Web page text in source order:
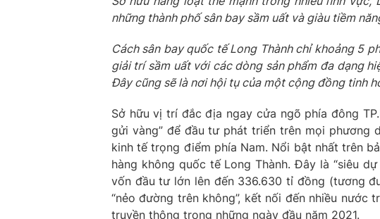
những thành phố sân bay sầm uất và giàu tiềm
Cách sân bay quốc tế Long Thành chỉ khoảng 5
giải trí sầm uất với các dòng sản phẩm đa dạng
Đây cũng sẽ là nơi hội tụ của một cộng đồng tinh
Sở hữu vị trí đắc địa ngay cửa ngõ phía đông
gửi vàng” để đầu tư phát triển trên mọi phương
kinh tế trọng điểm phía Nam. Nổi bật nhất trên
hàng không quốc tế Long Thành. Đây là “siêu
vốn đầu tư lớn lên đến 336.630 tỉ đồng (tương
“nẻo đường trên không”, kết nối đến nhiều
truyền thông trong những ngày đầu năm 2021.